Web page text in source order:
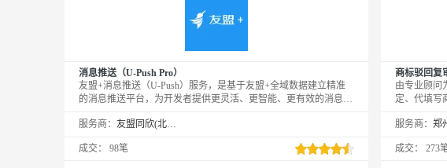
消息推送（U-Push Pro）
友盟+消息推送（U-Push）服务，是基于友盟+全域数据建立精准
的消息推送平台，为开发者提供更灵活、更智能、更有效的消息推
需要在友盟+激活页面https://account.umeng.com/activate进行绑定激
服务商： 友盟同欣(北京)科技有限公司
成交： 98笔
商标驳回复
由专业顾问
定、代填写
请操作
服务商：
成交： 273